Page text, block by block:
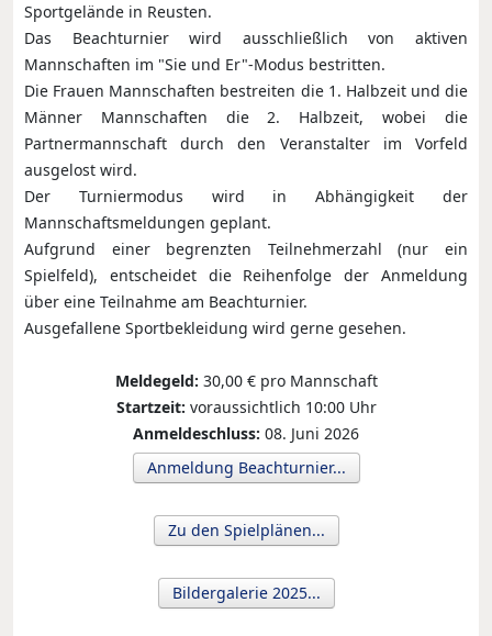
Sportgelände in Reusten.
Das Beachturnier wird ausschließlich von aktiven
Mannschaften im "Sie und Er"-Modus bestritten.
Die Frauen Mannschaften bestreiten die 1. Halbzeit und die
Männer Mannschaften die 2. Halbzeit, wobei die
Partnermannschaft durch den Veranstalter im Vorfeld
ausgelost wird.
Der Turniermodus wird in Abhängigkeit der
Mannschaftsmeldungen geplant.
Aufgrund einer begrenzten Teilnehmerzahl (nur ein
Spielfeld), entscheidet die Reihenfolge der Anmeldung
über eine Teilnahme am Beachturnier.
Ausgefallene Sportbekleidung wird gerne gesehen.
Meldegeld: 30,00 € pro Mannschaft
Startzeit: voraussichtlich 10:00 Uhr
Anmeldeschluss: 08. Juni 2026
Anmeldung Beachturnier...
Zu den Spielplänen...
Bildergalerie 2025...